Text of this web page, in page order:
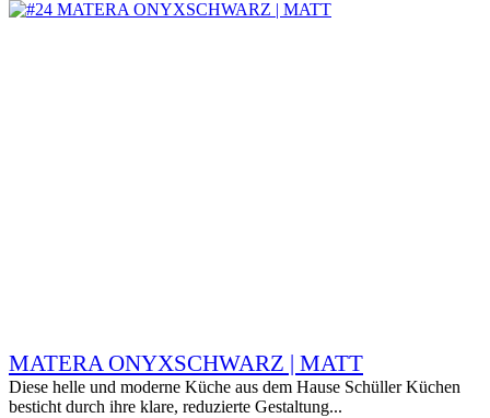
MATERA ONYXSCHWARZ | MATT
Diese helle und moderne Küche aus dem Hause Schüller Küchen
besticht durch ihre klare, reduzierte Gestaltung...